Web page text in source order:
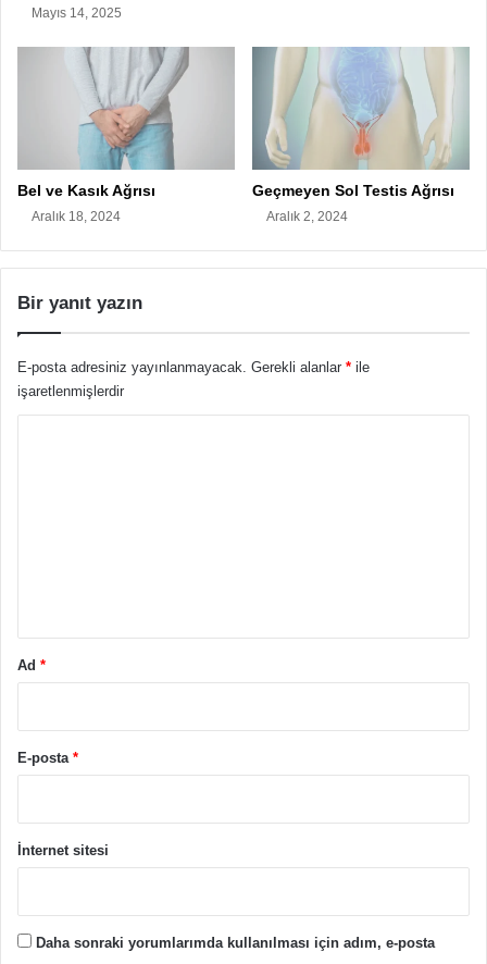
Mayıs 14, 2025
Bel ve Kasık Ağrısı
Aralık 18, 2024
Geçmeyen Sol Testis Ağrısı
Aralık 2, 2024
Bir yanıt yazın
E-posta adresiniz yayınlanmayacak. Gerekli alanlar * ile
işaretlenmişlerdir
Ad *
E-posta *
İnternet sitesi
Daha sonraki yorumlarımda kullanılması için adım, e-posta